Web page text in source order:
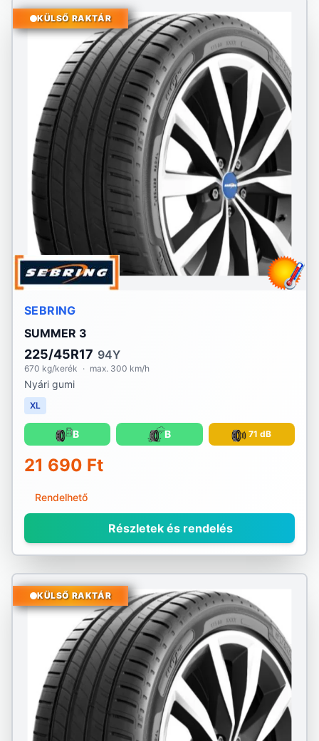
KÜLSŐ RAKTÁR
SEBRING
SUMMER 3
225/45R17 94Y
670 kg/kerék · max. 300 km/h
Nyári gumi
XL
B B 71 dB
21 690 Ft
Rendelhető
Részletek és rendelés
KÜLSŐ RAKTÁR